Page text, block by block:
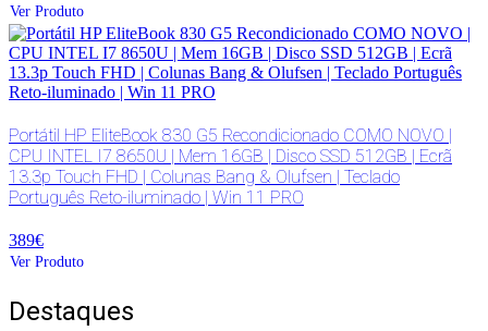
Ver Produto
Portátil HP EliteBook 830 G5 Recondicionado COMO NOVO |
CPU INTEL I7 8650U | Mem 16GB | Disco SSD 512GB | Ecrã
13.3p Touch FHD | Colunas Bang & Olufsen | Teclado
Português Reto-iluminado | Win 11 PRO
389€
Ver Produto
Destaques